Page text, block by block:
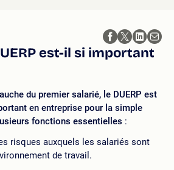
est-il si important
du premier salarié, le DUERP est
en entreprise pour la simple
fonctions essentielles :
risques auxquels les salariés sont
de travail.